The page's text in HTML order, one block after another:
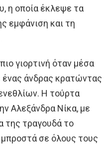
η οποία έκλεψε τα
εμφάνιση και τη
γιορτινή όταν μέσα
ένας άνδρας κρατώντας
Η τούρτα
Αλεξάνδρα Νίκα, με
της τραγουδά το
σε όλους τους